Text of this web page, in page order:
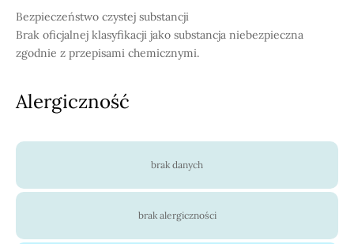
Bezpieczeństwo czystej substancji
Brak oficjalnej klasyfikacji jako substancja niebezpieczna
zgodnie z przepisami chemicznymi.
Alergiczność
brak danych
brak alergiczności